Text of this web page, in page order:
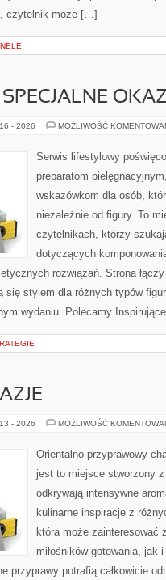
czytelnik może […]
- 2026 MOŻLIWOŚĆ
Serwis lifestylowy
preparatom
wskazówkom dla osób,
niezależnie od figury. To
czytelnikach, którzy
dotyczących
rozwiązań. Strona
się stylem dla różnych typów
wydaniu. Polecamy
- 2026 MOŻLIWOŚĆ
Orientalno-przyprawowy
jest to miejsce stworzony
odkrywają intensywne
kulinarne inspiracje z
która może zainteresować
miłośników gotowania, jak
przyprawy potrafią całkowicie